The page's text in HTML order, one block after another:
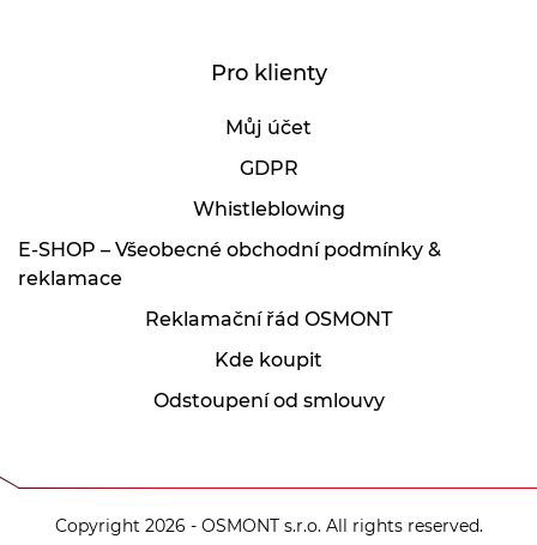
Pro klienty
Můj účet
GDPR
Whistleblowing
E-SHOP – Všeobecné obchodní podmínky &
reklamace
Reklamační řád OSMONT
Kde koupit
Odstoupení od smlouvy
Copyright 2026 - OSMONT s.r.o. All rights reserved.